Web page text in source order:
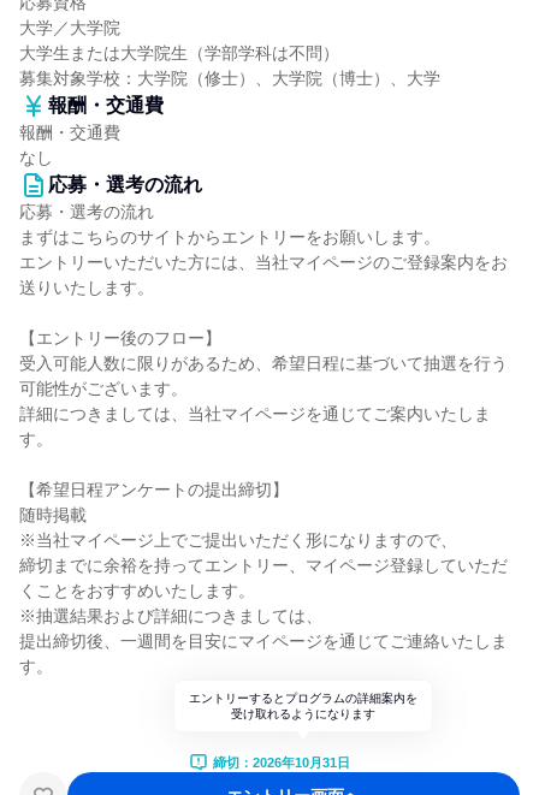
大学／大学院
大学生または大学院生（学部学科は不問）
募集対象学校：大学院（修士）、大学院（博士）、大学
報酬・交通費
報酬・交通費
なし
応募・選考の流れ
応募・選考の流れ
まずはこちらのサイトからエントリーをお願いします。
エントリーいただいた方には、当社マイページのご登録案内をお
送りいたします。
【エントリー後のフロー】
受入可能人数に限りがあるため、希望日程に基づいて抽選を行う
可能性がございます。
詳細につきましては、当社マイページを通じてご案内いたしま
す。
【希望日程アンケートの提出締切】
随時掲載
※当社マイページ上でご提出いただく形になりますので、
締切までに余裕を持ってエントリー、マイページ登録していただ
くことをおすすめいたします。
※抽選結果および詳細につきましては、
提出締切後、一週間を目安にマイページを通じてご連絡いたしま
す。
エントリーするとプログラムの詳細案内を
受け取れるようになります
締切：2026年10月31日